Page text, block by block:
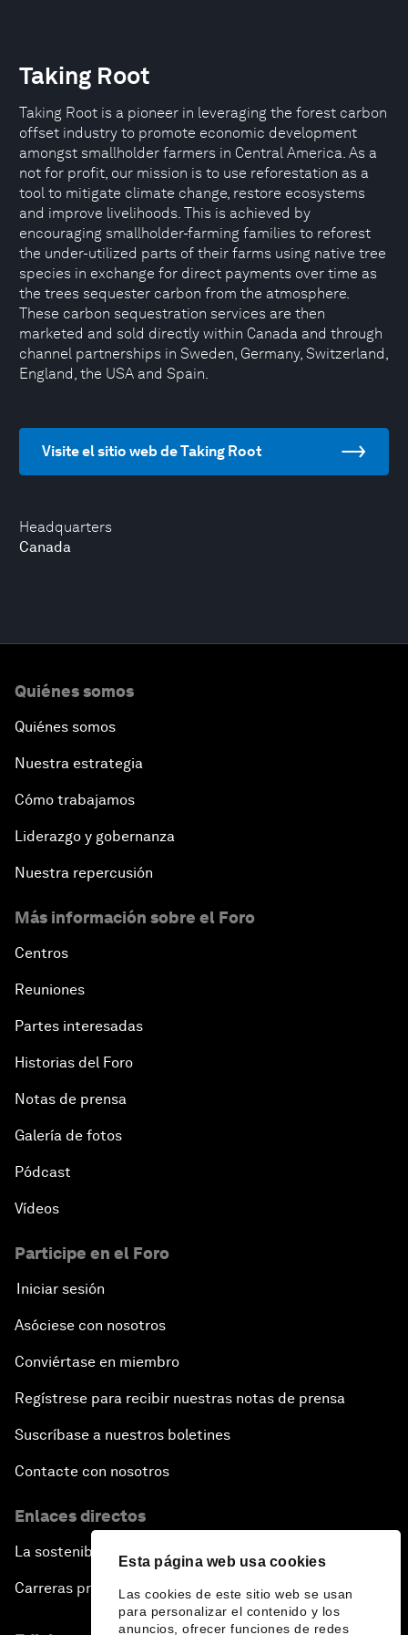
Esta página web usa cookies
Las cookies de este sitio web se usan
para personalizar el contenido y los
anuncios, ofrecer funciones de redes
Headquarters
Canada
Taking Root
Taking Root is a pioneer in leveraging the forest carbon
offset industry to promote economic development
amongst smallholder farmers in Central America. As a
not for profit, our mission is to use reforestation as a
tool to mitigate climate change, restore ecosystems
and improve livelihoods. This is achieved by
encouraging smallholder-farming families to reforest
the under-utilized parts of their farms using native tree
species in exchange for direct payments over time as
the trees sequester carbon from the atmosphere.
These carbon sequestration services are then
marketed and sold directly within Canada and through
channel partnerships in Sweden, Germany, Switzerland,
England, the USA and Spain.
Visite el sitio web de Taking Root
Quiénes somos
Quiénes somos
Nuestra estrategia
Cómo trabajamos
Liderazgo y gobernanza
Nuestra repercusión
Más información sobre el Foro
Centros
Reuniones
Partes interesadas
Historias del Foro
Notas de prensa
Galería de fotos
Pódcast
Vídeos
Participe en el Foro
Iniciar sesión
Asóciese con nosotros
Conviértase en miembro
Regístrese para recibir nuestras notas de prensa
Suscríbase a nuestros boletines
Contacte con nosotros
Enlaces directos
La sostenibilidad en el Foro
Carreras profesionales